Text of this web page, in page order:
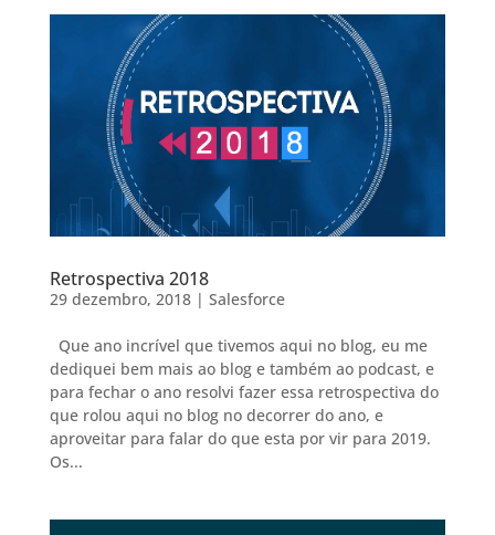
Retrospectiva 2018
29 dezembro, 2018| Salesforce
Que ano incrível que tivemos aqui no blog, eu me
dediquei bem mais ao blog e também ao podcast, e
para fechar o ano resolvi fazer essa retrospectiva do
que rolou aqui no blog no decorrer do ano, e
aproveitar para falar do que esta por vir para 2019.
Os...